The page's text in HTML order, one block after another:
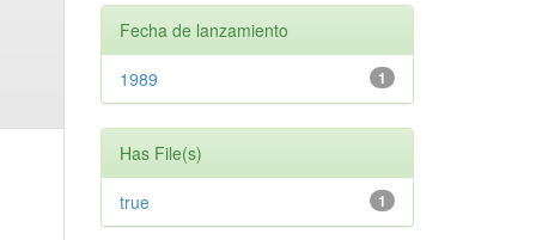
Fecha de lanzamiento
1
1989
Has File(s)
1
true